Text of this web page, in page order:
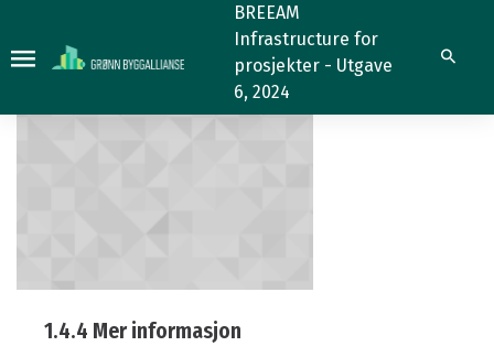
BREEAM
Infrastructure for
prosjekter - Utgave
6, 2024
Søk
1.4.4 Mer informasjon